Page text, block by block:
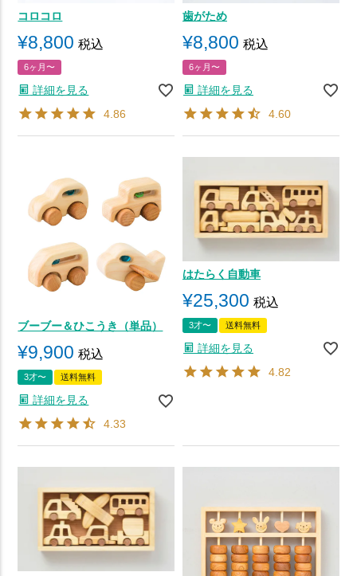
コロコロ
¥8,800 税込
6ヶ月〜
詳細を見る
4.86
歯がため
¥8,800 税込
6ヶ月〜
詳細を見る
4.60
ブーブー＆ひこうき（単品）
¥9,900 税込
3才〜 送料無料
詳細を見る
4.33
はたらく自動車
¥25,300 税込
3才〜 送料無料
詳細を見る
4.82